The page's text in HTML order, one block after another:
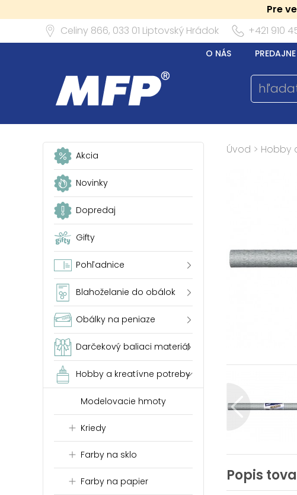
Pre
Celiny 866, 033 01 Liptovský Hrádok +421 910
O NÁS PREDAJNE
Akcia
Novinky
Dopredaj
Gifty
Pohľadnice
Blahoželanie do obálok
Obálky na peniaze
Darčekový baliaci materiál
Hobby a kreatívne potreby
Modelovacie hmoty
Kriedy
Farby na sklo
Farby na papier
Úvod > Hobby
Popis